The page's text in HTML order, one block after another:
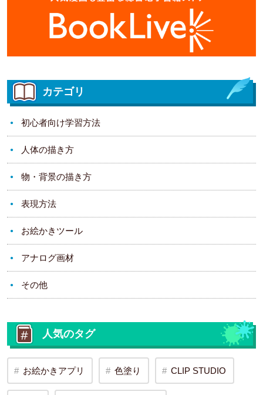
カテゴリ
初心者向け学習方法
人体の描き方
物・背景の描き方
表現方法
お絵かきツール
アナログ画材
その他
人気のタグ
お絵かきアプリ 色塗り CLIP STUDIO